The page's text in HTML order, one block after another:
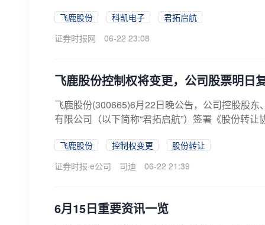
飞鹿股份 科凯电子
君拓启航
证券时报网
06-22 23:08
飞鹿股份控制权将变更，公司股票明日
飞鹿股份(300665)6月22日晚公告，公司控股股
有限公司（以下简称“君拓启航”）签署《股份转
飞鹿股份 控制权变更
股份转让
证券时报·e公司
司迪 06-22 21:39
6月15日重要资讯一览